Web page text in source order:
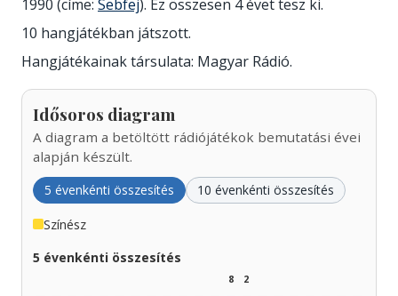
1990 (címe: Sebfej). Ez összesen 4 évet tesz ki.
10 hangjátékban játszott.
Hangjátékainak társulata: Magyar Rádió.
Idősoros diagram
A diagram a betöltött rádiójátékok bemutatási évei
alapján készült.
5 évenkénti összesítés 10 évenkénti összesítés
Színész
5 évenkénti összesítés
8 2